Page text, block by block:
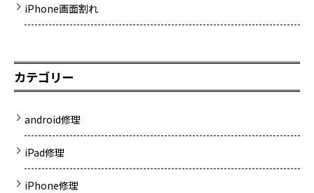
iPhone画面割れ
カテゴリー
android修理
iPad修理
iPhone修理